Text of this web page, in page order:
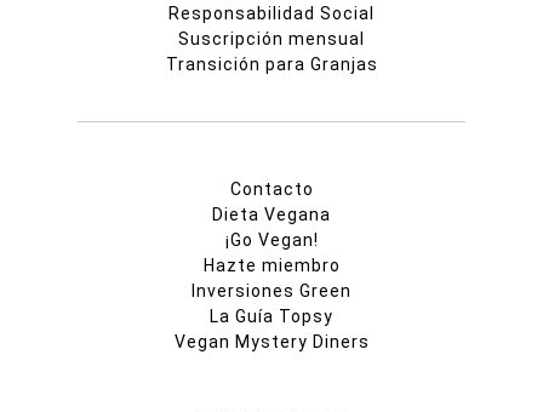
Responsabilidad Social
Suscripción mensual
Transición para Granjas
Contacto
Dieta Vegana
¡Go Vegan!
Hazte miembro
Inversiones Green
La Guía Topsy
Vegan Mystery Diners